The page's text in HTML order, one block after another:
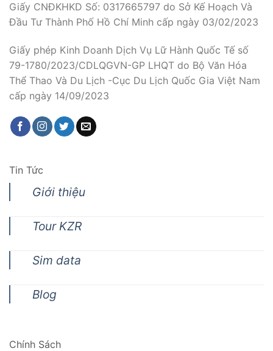
Giấy CNĐKHKD Số: 0317665797 do Sở Kế Hoạch Và
Đầu Tư Thành Phố Hồ Chí Minh cấp ngày 03/02/2023
Giấy phép Kinh Doanh Dịch Vụ Lữ Hành Quốc Tế số
79-1780/2023/CDLQGVN-GP LHQT do Bộ Văn Hóa
Thể Thao Và Du Lịch -Cục Du Lịch Quốc Gia Việt Nam
cấp ngày 14/09/2023
Tin Tức
Giới thiệu
Tour KZR
Sim data
Blog
Chính Sách